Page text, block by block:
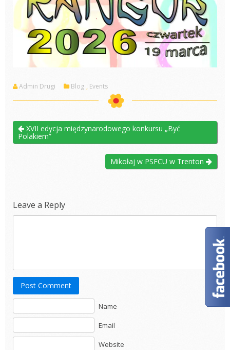
Admin Drugi Blog , Events
XVII edycja międzynarodowego konkursu „Być
Polakiem”
Mikołaj w PSFCU w Trenton
Leave a Reply
Post Comment
Name
Email
Website